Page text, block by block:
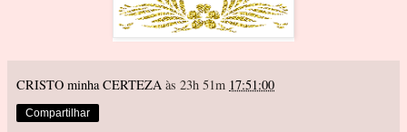
CRISTO minha CERTEZA às 23h 51m 17:51:00
Compartilhar